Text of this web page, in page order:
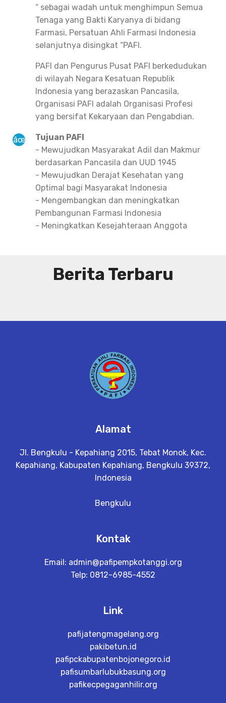
“ sebagai wadah untuk menghimpun Semua
Tenaga yang Bakti Karyanya di bidang
Farmasi, Persatuan Ahli Farmasi Indonesia
selanjutnya disingkat “PAFI.
PAFI dan Pengurus Pusat PAFI berkedudukan
di wilayah Negara Kesatuan Republik
Indonesia yang berazaskan Pancasila,
Organisasi PAFI adalah Organisasi Profesi
yang bersifat Kekaryaan dan Pengabdian.
Tujuan PAFI
- Mewujudkan Masyarakat Adil dan Makmur
berdasarkan Pancasila dan UUD 1945
- Mewujudkan Derajat Kesehatan yang
Optimal bagi Masyarakat Indonesia
- Mengembangkan dan meningkatkan
Pembangunan Farmasi Indonesia
- Meningkatkan Kesejahteraan Anggota
Berita Terbaru
Alamat
Jl. Bengkulu - Kepahiang 2015, Tebat Monok, Kec.
Kepahiang, Kabupaten Kepahiang, Bengkulu 39372,
Indonesia
Bengkulu
Kontak
Email: admin@pafipempkotanggi.org
Telp: 0812-6985-4552
Link
pafijatengmagelang.org
pakibetun.id
pafipckabupatenbojonegoro.id
pafisumbarlubukbasung.org
pafikecpegaganhilir.org